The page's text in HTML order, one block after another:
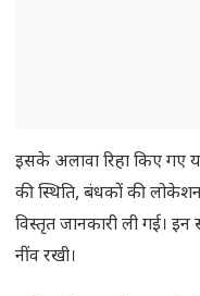
इसके अलावा रिहा किए गए
की स्थिति, बंधकों की
विस्तृत जानकारी ली गई।
नींव रखी।